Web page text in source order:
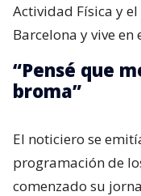
Actividad Física y
Barcelona y vive
“Pensé que
broma”
El noticiero se
programación de
comenzado su